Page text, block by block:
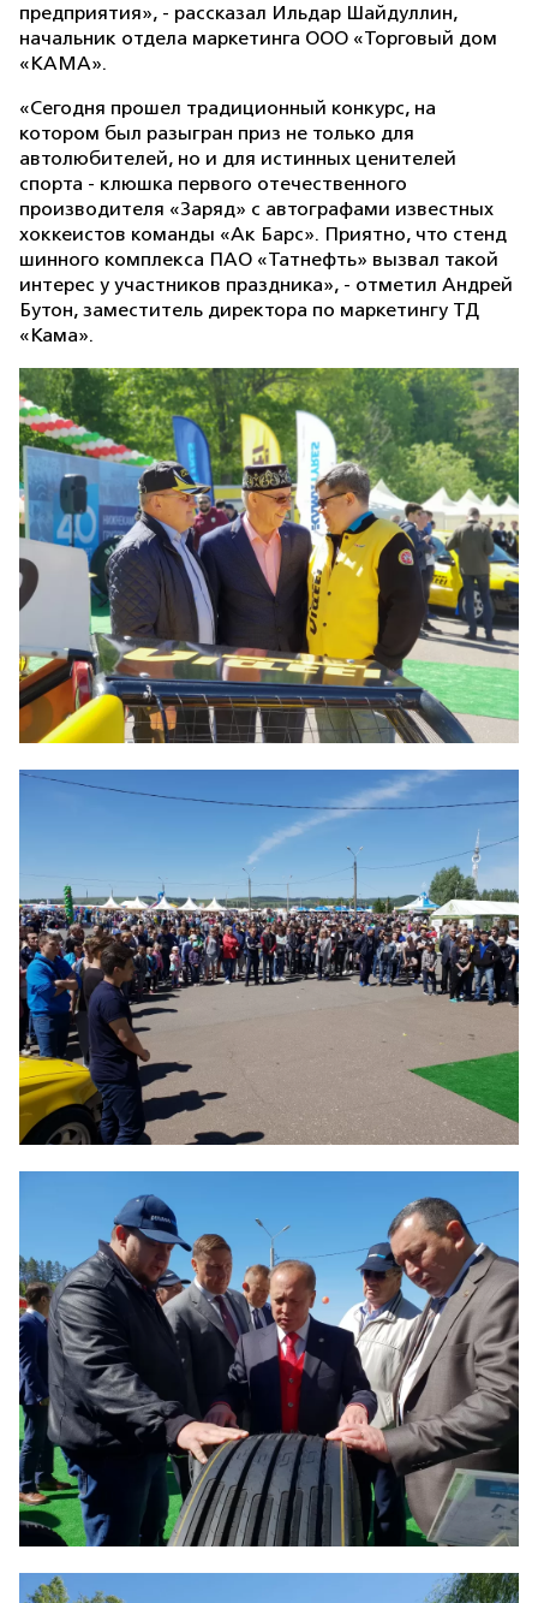
предприятия», - рассказал Ильдар Шайдуллин,
начальник отдела маркетинга ООО «Торговый дом
«КАМА».
«Сегодня прошел традиционный конкурс, на
котором был разыгран приз не только для
автолюбителей, но и для истинных ценителей
спорта - клюшка первого отечественного
производителя «Заряд» с автографами известных
хоккеистов команды «Ак Барс». Приятно, что стенд
шинного комплекса ПАО «Татнефть» вызвал такой
интерес у участников праздника», - отметил Андрей
Бутон, заместитель директора по маркетингу ТД
«Кама».